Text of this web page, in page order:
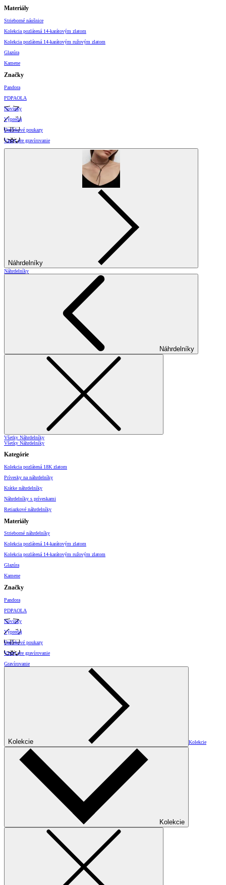
Materiály
Strieborné náušnice
Kolekcia pozlátená 14-karátovým zlatom
Kolekcia pozlátená 14-karátovým ružovým zlatom
Glazúra
Kamene
Značky
Pandora
PDPAOLA
Novinky
Výpredaj
Darčekové poukazy
Vzory pre gravírovanie
Náhrdelníky
Náhrdelníky
Náhrdelníky
Všetky Náhrdelníky
Všetky Náhrdelníky
Kategórie
Kolekcia pozlátená 18K zlatom
Prívesky na náhrdelníky
Krátke náhrdelníky
Náhrdelníky s príveskami
Retiazkové náhrdelníky
Materiály
Strieborné náhrdelníky
Kolekcia pozlátená 14-karátovým zlatom
Kolekcia pozlátená 14-karátovým ružovým zlatom
Glazúra
Kamene
Značky
Pandora
PDPAOLA
Novinky
Výpredaj
Darčekové poukazy
Vzory pre gravírovanie
Gravírovanie
Kolekcie Kolekcie
Kolekcie